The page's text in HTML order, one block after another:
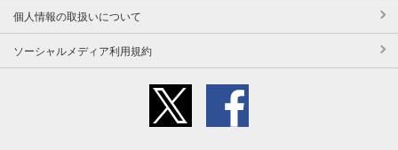
個人情報の取扱いについて
ソーシャルメディア利用規約